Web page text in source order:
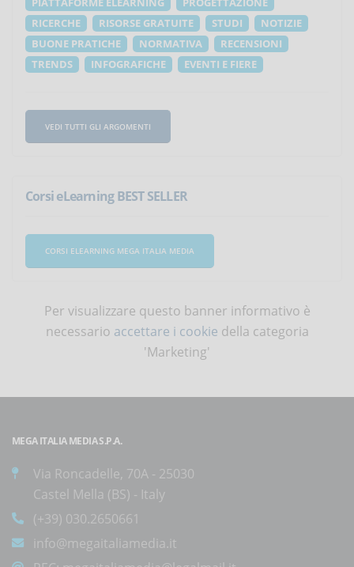
RICERCHE
RISORSE GRATUITE STUDI
NOTIZIE
BUONE PRATICHE
NORMATIVA
RECENSIONI
TRENDS
INFOGRAFICHE EVENTI E FIERE
VEDI TUTTI GLI ARGOMENTI
Corsi eLearning BEST SELLER
CORSI ELEARNING MEGA ITALIA MEDIA
Per visualizzare questo banner informativo è
necessario accettare i cookie della categoria
'Marketing'
MEGA ITALIA MEDIA S.P.A.
Via Roncadelle, 70A - 25030
Castel Mella (BS) - Italy
(+39) 030.2650661
info@megaitaliamedia.it